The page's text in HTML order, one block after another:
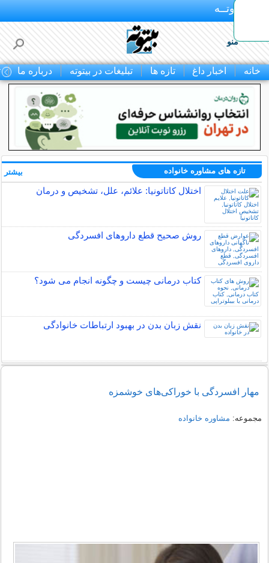
بـیتوتــه
منو
خانه اخبار داغ تازه ها تبلیغات در بیتوته درباره ما
تازه های مشاوره خانواده
اختلال کاتاتونیا: علائم، علل، تشخیص و درمان
روش صحیح قطع داروهای افسردگی
کتاب درمانی چیست و چگونه انجام می شود؟
نقش زبان بدن در بهبود ارتباطات خانوادگی
بیشتر
مهار افسردگی با خوراكی‌های خوشمزه
مجموعه: مشاوره خانواده